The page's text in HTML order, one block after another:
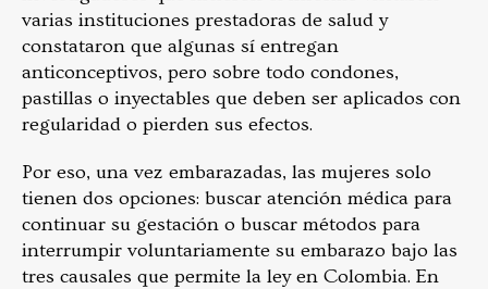
varias instituciones prestadoras de salud y
constataron que algunas sí entregan
anticonceptivos, pero sobre todo condones,
pastillas o inyectables que deben ser aplicados con
regularidad o pierden sus efectos.
Por eso, una vez embarazadas, las mujeres solo
tienen dos opciones: buscar atención médica para
continuar su gestación o buscar métodos para
interrumpir voluntariamente su embarazo bajo las
tres causales que permite la ley en Colombia. En